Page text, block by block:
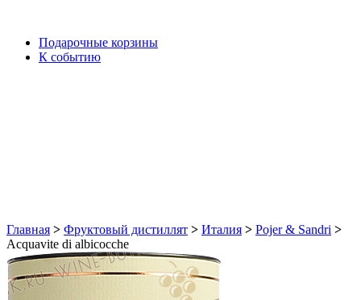
Подарочные корзины
К событию
Главная > Фруктовый дистиллят > Италия > Pojer & Sandri >
Acquavite di albicocche